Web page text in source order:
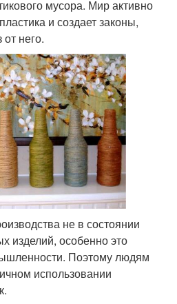
мусора. Мир активно
и создает законы,
него.
не в состоянии
изделий, особенно это
Поэтому людям
использовании